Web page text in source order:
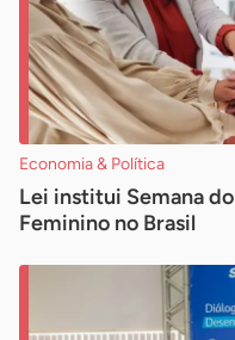
Economia & Política
Lei institui Semana
Feminino no Brasil